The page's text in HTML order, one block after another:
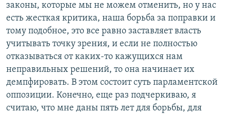
законы, которые мы не можем отменить, но у нас
есть жесткая критика, наша борьба за поправки и
тому подобное, это все равно заставляет власть
учитывать точку зрения, и если не полностью
отказываться от каких-то кажущихся нам
неправильных решений, то она начинает их
демпфировать. В этом состоит суть парламентской
оппозиции. Конечно, еще раз подчеркиваю, я
считаю, что мне даны пять лет для борьбы, для